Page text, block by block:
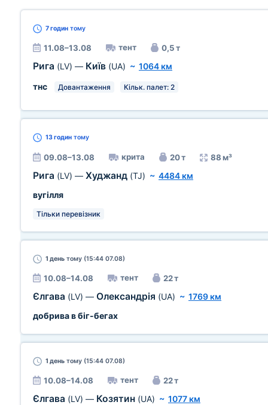
7 годин тому
11.08–13.08 тент 0,5 т
Рига (LV) — Київ (UA) ~ 1064 км
тнс
Довантаження Кільк. палет: 2
13 годин тому
09.08–13.08 крита 20 т 88 м³
Рига (LV) — Худжанд (TJ) ~ 4484 км
вугілля
Тільки перевізник
1 день тому (15:44 07.08)
10.08–14.08 тент 22 т
Єлгава (LV) — Олександрія (UA) ~ 1769 км
добрива в біг-бегах
1 день тому (15:44 07.08)
10.08–14.08 тент 22 т
Єлгава (LV) — Козятин (UA) ~ 1077 км